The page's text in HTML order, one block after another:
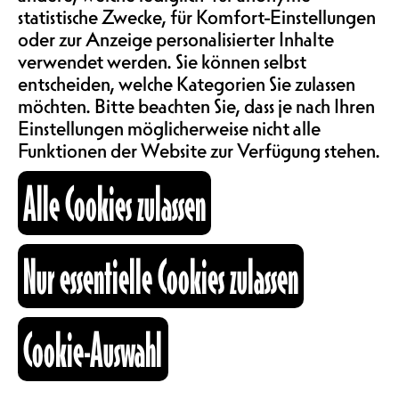
ABOS & TARIFE
INFORMATIONEN
KARTOGRAPHIE
SUCHE
fb
+41 26 322 57 67
zu entdecken. Während der fünf
Tage gibt es ein umfangreiches
Programm mit Shows, Workshops,
Disco, Gesellschaftsspielen, Filmen
und ... dem berühmten
spielerischen Spaziergang. Ein
grosser Teil des Programms ist für
ein deutschsprachiges Publikum
zugänglich.
https://www.ile-aux-tresors.ch/
CH
L'île de Pâques
statistische Zwecke, für Komfort-Einstellungen
oder zur Anzeige personalisierter Inhalte
verwendet werden. Sie können selbst
entscheiden, welche Kategorien Sie zulassen
möchten. Bitte beachten Sie, dass je nach Ihren
Einstellungen möglicherweise nicht alle
Funktionen der Website zur Verfügung stehen.
Alle Cookies zulassen
Nur essentielle Cookies zulassen
Cookie-Auswahl